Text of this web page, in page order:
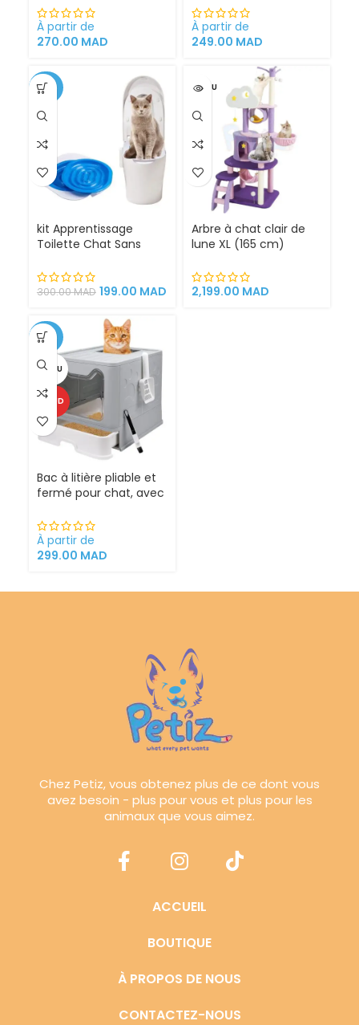
Cystite régime
médicalisé
À partir de
270.00 MAD
et extérieur
À partir de
249.00 MAD
-34%
kit Apprentissage
Toilette Chat Sans
300.00MAD 199.00 MAD
VENDU
Arbre à chat clair de
lune XL (165 cm)
chat griffoirs
2,199.00 MAD
-25%
VENDU
CHAUD
Bac à litière pliable et
fermé pour chat, avec
À partir de
299.00 MAD
Chez Petiz, vous obtenez plus de ce dont vous
avez besoin - plus pour vous et plus pour les
animaux que vous aimez.
ACCUEIL
BOUTIQUE
À PROPOS DE NOUS
CONTACTEZ-NOUS